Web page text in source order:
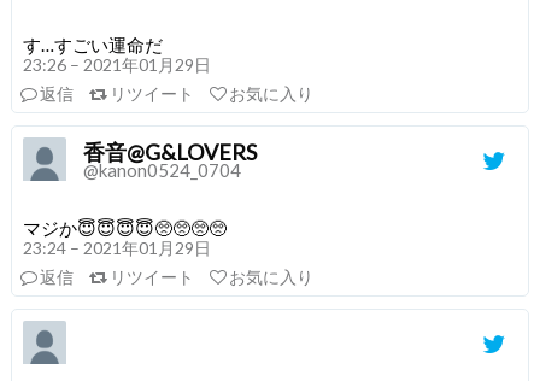
す…すごい運命だ
23:26 – 2021年01月29日
返信
リツイート お気に入り
香音@G&LOVERS
@kanon0524_0704
マジか😇😇😇😇🥺🥺🥺🥺
23:24 – 2021年01月29日
返信
リツイート お気に入り